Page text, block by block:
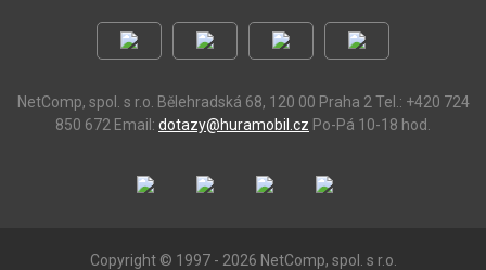
NetComp, spol. s r.o. Bělehradská 68, 120 00 Praha 2 Tel.: +420 724
850 672 Email: dotazy@huramobil.cz Po-Pá 10-18 hod.
Copyright © 1997 - 2026 NetComp, spol. s r.o.